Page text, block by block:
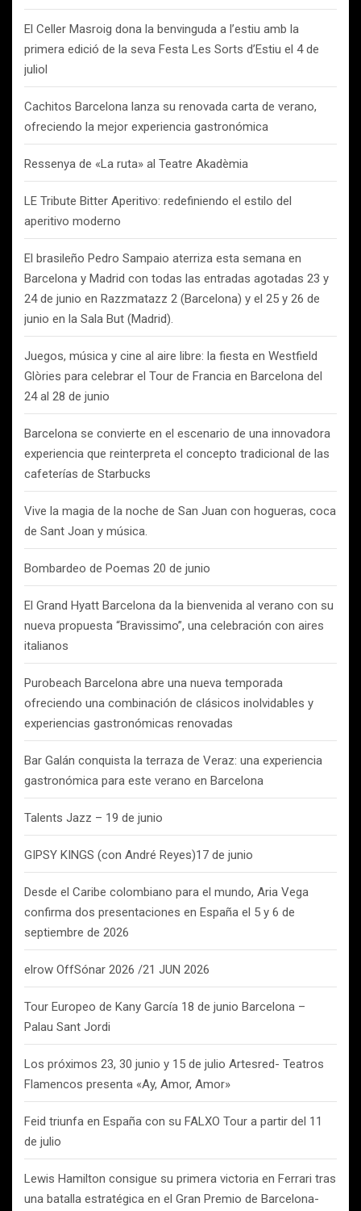
El Celler Masroig dona la benvinguda a l’estiu amb la
primera edició de la seva Festa Les Sorts d’Estiu el 4 de
juliol
Cachitos Barcelona lanza su renovada carta de verano,
ofreciendo la mejor experiencia gastronómica
Ressenya de «La ruta» al Teatre Akadèmia
LE Tribute Bitter Aperitivo: redefiniendo el estilo del
aperitivo moderno
El brasileño Pedro Sampaio aterriza esta semana en
Barcelona y Madrid con todas las entradas agotadas 23 y
24 de junio en Razzmatazz 2 (Barcelona) y el 25 y 26 de
junio en la Sala But (Madrid).
Juegos, música y cine al aire libre: la fiesta en Westfield
Glòries para celebrar el Tour de Francia en Barcelona del
24 al 28 de junio
Barcelona se convierte en el escenario de una innovadora
experiencia que reinterpreta el concepto tradicional de las
cafeterías de Starbucks
Vive la magia de la noche de San Juan con hogueras, coca
de Sant Joan y música.
Bombardeo de Poemas 20 de junio
El Grand Hyatt Barcelona da la bienvenida al verano con su
nueva propuesta “Bravissimo”, una celebración con aires
italianos
Purobeach Barcelona abre una nueva temporada
ofreciendo una combinación de clásicos inolvidables y
experiencias gastronómicas renovadas
Bar Galán conquista la terraza de Veraz: una experiencia
gastronómica para este verano en Barcelona
Talents Jazz – 19 de junio
GIPSY KINGS (con André Reyes)17 de junio
Desde el Caribe colombiano para el mundo, Aria Vega
confirma dos presentaciones en España el 5 y 6 de
septiembre de 2026
elrow OffSónar 2026 /21 JUN 2026
Tour Europeo de Kany García 18 de junio Barcelona –
Palau Sant Jordi
Los próximos 23, 30 junio y 15 de julio Artesred- Teatros
Flamencos presenta «Ay, Amor, Amor»
Feid triunfa en España con su FALXO Tour a partir del 11
de julio
Lewis Hamilton consigue su primera victoria en Ferrari tras
una batalla estratégica en el Gran Premio de Barcelona-